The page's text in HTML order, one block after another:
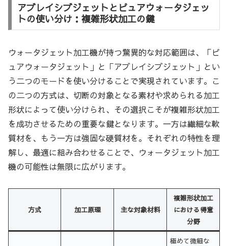
アブレイシブジェットとピュアウォータジェッ
トの使い分け：複雑形状加工の鍵
ウォータジェット加工機が持つ驚異的な対応範囲は、「ピ
ュアウォータジェット」と「アブレイシブジェット」とい
う二つのモードを使い分けることで実現されています。こ
の二つの方式は、切断の対象となる素材や求められる加工
形状によって使い分けられ、その選択こそが複雑形状加工
を成功させるための重要な鍵となります。一方は繊細な軟
質材を、もう一方は強固な硬質材を。それぞれの特性を理
解し、最適に組み合わせることで、ウォータジェット加工
機の可能性は無限に広がります。
方式 加工原理 主な対象材料
複雑形状加工
における得意
分野
極めて微細な